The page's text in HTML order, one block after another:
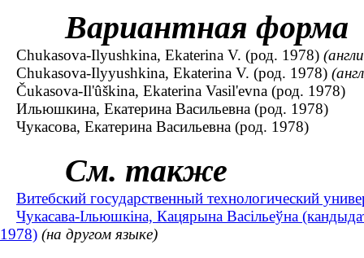
Вариантная форма
Chukasova-Ilyushkina, Ekaterina V. (род. 1978)
Chukasova-Ilyyushkina, Ekaterina V. (род. 1978)
Čukasova-Il'ûškina, Ekaterina Vasil'evna (род. 1978)
Ильюшкина, Екатерина Васильевна (род. 1978)
Чукасова, Екатерина Васильевна (род. 1978)
См. также
Витебский государственный технологический
Чукасава-Ільюшкіна, Кацярына Васільеўна
1978) (на другом языке)